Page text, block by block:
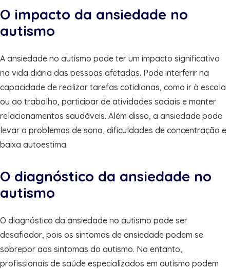
O impacto da ansiedade no
autismo
A ansiedade no autismo pode ter um impacto significativo
na vida diária das pessoas afetadas. Pode interferir na
capacidade de realizar tarefas cotidianas, como ir à escola
ou ao trabalho, participar de atividades sociais e manter
relacionamentos saudáveis. Além disso, a ansiedade pode
levar a problemas de sono, dificuldades de concentração e
baixa autoestima.
O diagnóstico da ansiedade no
autismo
O diagnóstico da ansiedade no autismo pode ser
desafiador, pois os sintomas de ansiedade podem se
sobrepor aos sintomas do autismo. No entanto,
profissionais de saúde especializados em autismo podem